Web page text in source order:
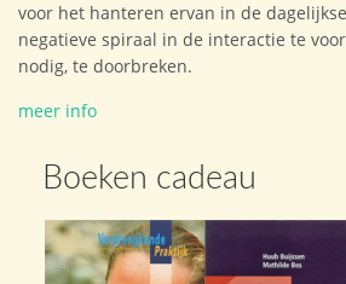
voor het hanteren ervan in de
negatieve spiraal in de interactie te
nodig, te doorbreken.
meer info
Boeken cadeau